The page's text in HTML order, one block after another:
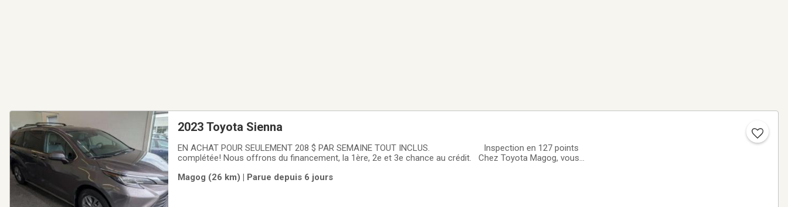
2023 Toyota Sienna
EN ACHAT POUR SEULEMENT 208 $ PAR SEMAINE TOUT INCLUS. Inspection en 127 points
complétée! Nous offrons du financement, la 1ère, 2e et 3e chance au crédit. Chez Toyota Magog, vous
grand de la région! Rapport Carfax
Magog (26 km) | Parue depuis 6 jours